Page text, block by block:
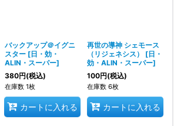
バックアップ＠イグニ
スター [日・効・
ALIN・スーパー]
380円(税込)
在庫数 1枚
カートに入れる
再世の導神 シェモース
（リジェネシス）
[日・
効・ALIN・スーパー]
100円(税込)
在庫数 6枚
カートに入れる